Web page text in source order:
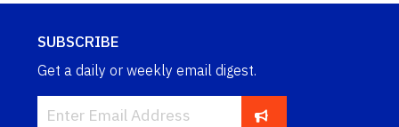
SUBSCRIBE
Get a daily or weekly email digest.